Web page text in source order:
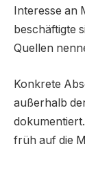
Interesse an
beschäftigte
Quellen
Konkrete
außerhalb
früh auf die